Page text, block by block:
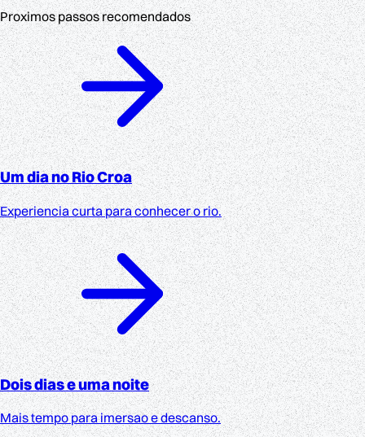
Proximos passos recomendados
Um dia no Rio Croa
Experiencia curta para conhecer o rio.
Dois dias e uma noite
Mais tempo para imersao e descanso.